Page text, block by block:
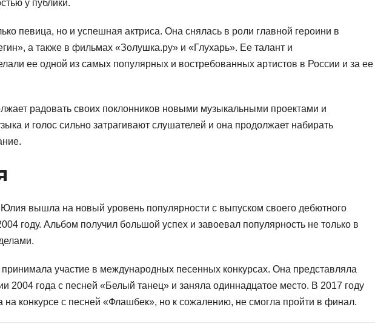
у публики.
певица, но и успешная актриса. Она снялась в роли главной героини в
а также в фильмах «Золушка.ру» и «Глухарь». Ее талант и
ее одной из самых популярных и востребованных артистов в России и за ее
радовать своих поклонников новыми музыкальными проектами и
и голос сильно затрагивают слушателей и она продолжает набирать
вышла на новый уровень популярности с выпуском своего дебютного
году. Альбом получил большой успех и завоевал популярность не только в
участие в международных песенных конкурсах. Она представляла
2004 года с песней «Белый танец» и заняла одиннадцатое место. В 2017 году
на конкурсе с песней «Флашбек», но к сожалению, не смогла пройти в финал.